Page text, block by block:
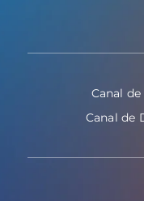
Canal
Canal de